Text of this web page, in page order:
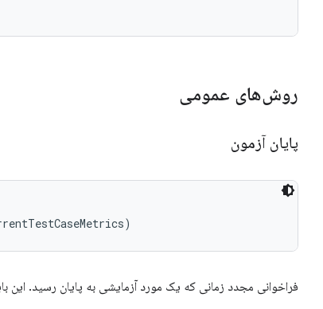
روش‌های عمومی
پایان آزمون
فراخوانی مجدد زمانی که یک مورد آزمایشی به پایان رسید. این